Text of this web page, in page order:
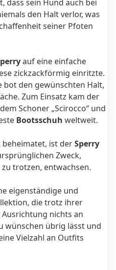
dass sein Hund auch bei
den Halt verlor, was
seiner Pfoten
auf eine einfache
zickzackförmig einritzte.
bot den gewünschten Halt,
Zum Einsatz kam der
Schoner „Scirocco“ und
Bootsschuh weltweit.
ist derSperry
Zweck,
trotzen, entwachsen.
eigenständige und
die trotz ihrer
nichts an
wünschen übrig lässt und
Vielzahl an Outfits